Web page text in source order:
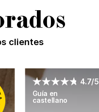
clientes
4.7/5
Guía en
castellano